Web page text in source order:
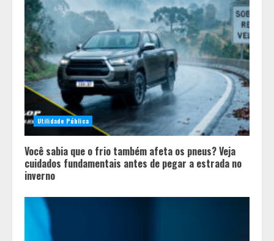
Utilidade Pública
Você sabia que o frio também afeta os pneus? Veja
cuidados fundamentais antes de pegar a estrada no
inverno